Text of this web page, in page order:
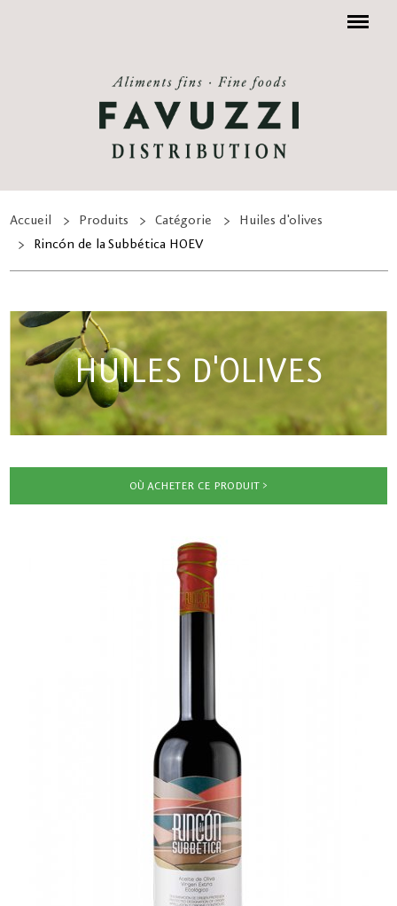
Menu
Accueil Produits Catégorie
Huiles d'olives
Rincón de la Subbética HOEV
HUILES D'OLIVES
OÙ ACHETER CE PRODUIT